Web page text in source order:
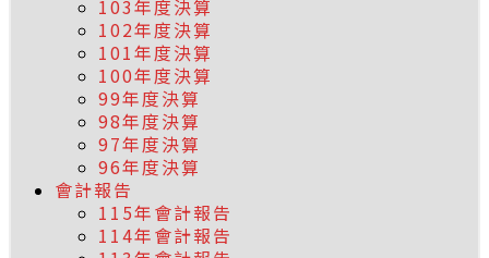
103年度決算
102年度決算
101年度決算
100年度決算
99年度決算
98年度決算
97年度決算
96年度決算
會計報告
115年會計報告
114年會計報告